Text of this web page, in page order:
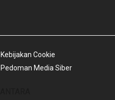
Kebijakan Cookie
Pedoman Media Siber